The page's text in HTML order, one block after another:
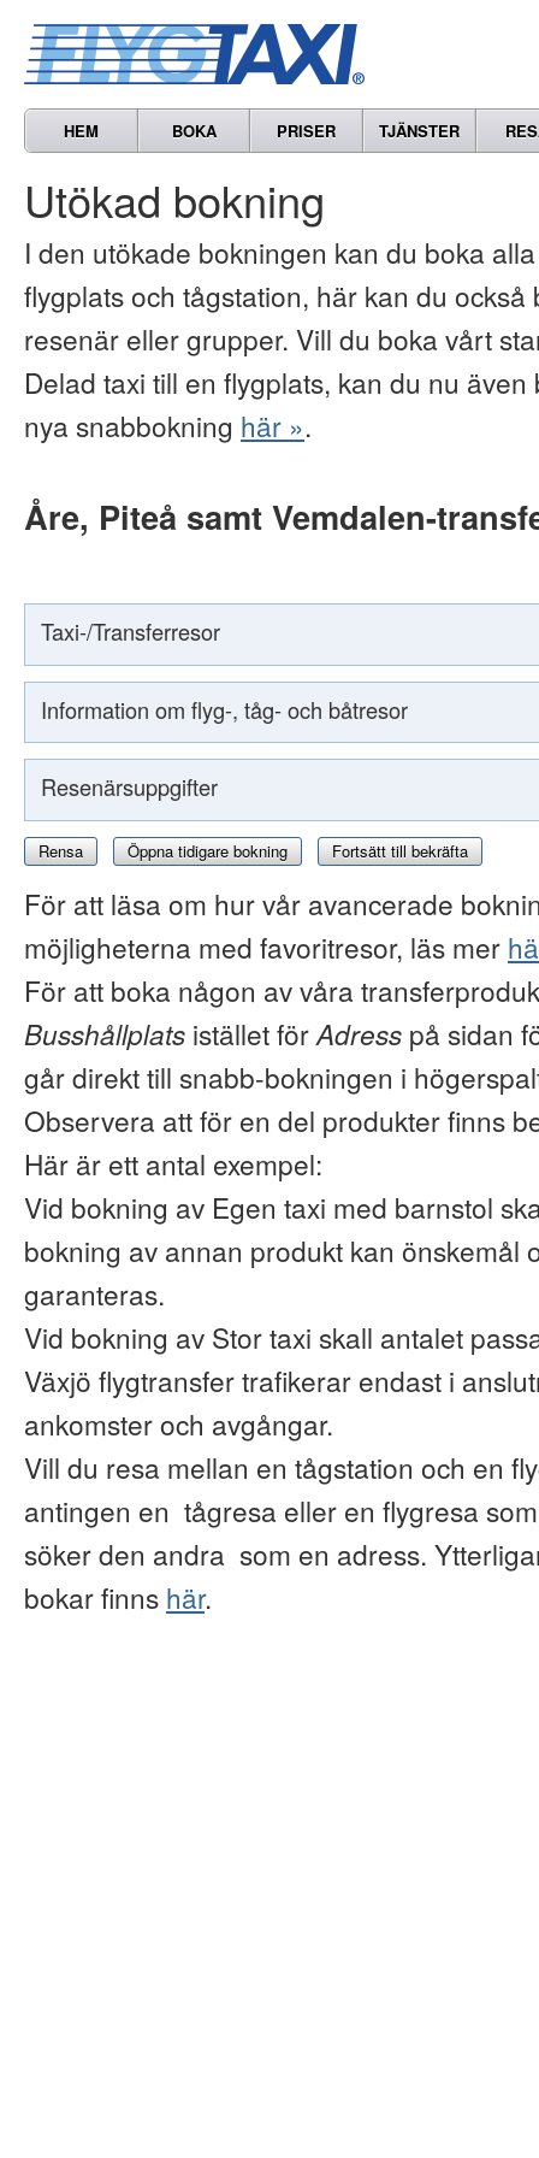
HEM BOKA PRISER TJÄNSTER
Utökad bokning
I den utökade bokningen kan du boka
flygplats och tågstation, här kan du
resenär eller grupper. Vill du boka vårt
Delad taxi till en flygplats, kan du nu
nya snabbokning här ».
Åre, Piteå samt Vemdalen-
Taxi-/Transferresor
Information om flyg-, tåg- och båtresor
Resenärsuppgifter
Rensa Öppna tidigare bokning Fortsätt till bekräfta
För att läsa om hur vår avancerade
möjligheterna med favoritresor, läs mer
För att boka någon av våra
Busshållplats istället förAdress på sidan
går direkt till snabb-bokningen i
Observera att för en del produkter finns
Här är ett antal exempel:
Vid bokning av Egen taxi med barnstol
bokning av annan produkt kan önskemål
garanteras.
Vid bokning av Stor taxi skall antalet
Växjö flygtransfer trafikerar endast i
ankomster och avgångar.
Vill du resa mellan en tågstation och en
antingen en tågresa eller en flygresa
söker den andra som en adress.
bokar finns här.